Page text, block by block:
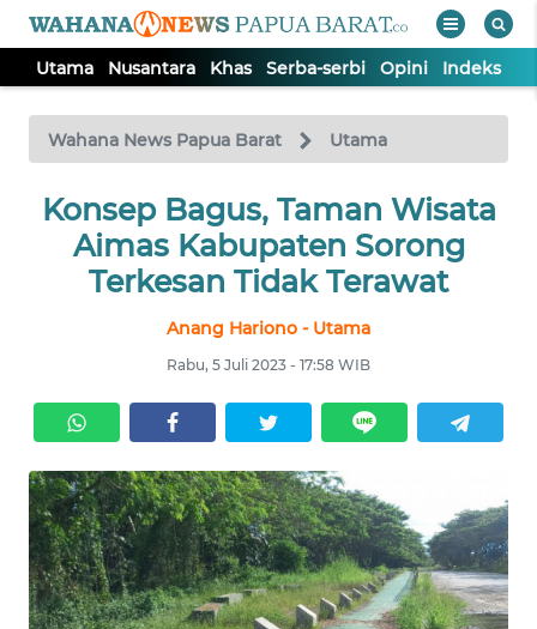
Utama Nusantara Khas Serba-serbi Opini Indeks
Wahana News Papua Barat Utama
Konsep Bagus, Taman Wisata
Aimas Kabupaten Sorong
Terkesan Tidak Terawat
Anang Hariono - Utama
Rabu, 5 Juli 2023 - 17:58 WIB
TV
Tutup
UTAMA
NUSANTARA
SERBA-
SERBI
OPINI
Informasi
INDEKS